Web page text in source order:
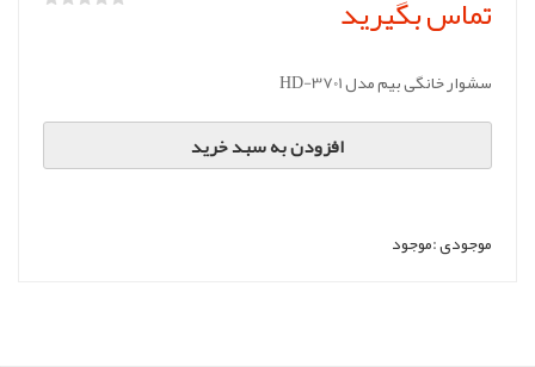
تماس بگیرید
سشوار خانگی بیم مدل HD-3701
افزودن به سبد خرید
موجودی :موجود